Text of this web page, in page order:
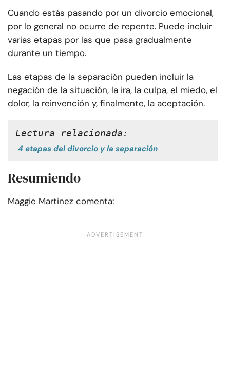
Cuando estás pasando por un divorcio emocional,
por lo general no ocurre de repente. Puede incluir
varias etapas por las que pasa gradualmente
durante un tiempo.
Las etapas de la separación pueden incluir la
negación de la situación, la ira, la culpa, el miedo, el
dolor, la reinvención y, finalmente, la aceptación.
Lectura relacionada:
4 etapas del divorcio y la separación
Resumiendo
Maggie Martinez comenta: